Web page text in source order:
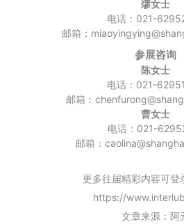
缪女士
电话：021-
邮箱：
参展咨询
陈女士
电话：021-
邮箱：
曹女士
电话：021-
邮箱：
更多往届精彩内容可登
https://
文章来源：阿